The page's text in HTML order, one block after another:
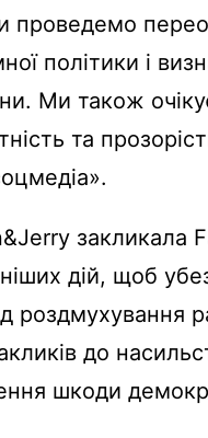
проведемо
політики і
Ми також
та
закликала
дій, щоб
роздмухування
до
шкоди